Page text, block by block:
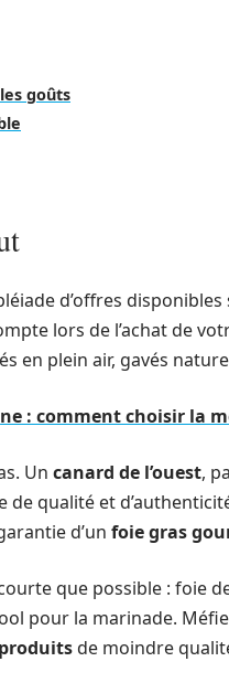
goûts
d’offres disponibles
lors de l’achat de
en plein air, gavés
: comment choisir la
Un canard de l’ouest,
qualité et
d’un foie gras
que possible : foie
pour la marinade.
produitsde moindre